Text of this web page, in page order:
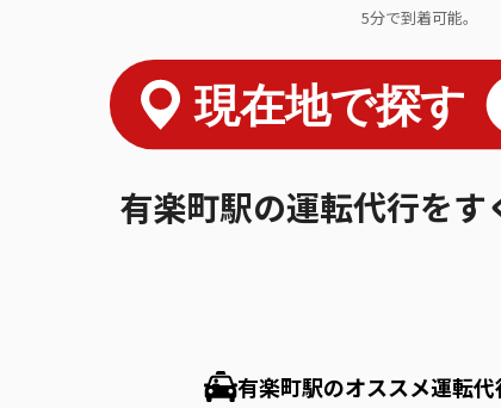
5分で到着可能。
有楽町駅の運転代行をす
有楽町駅のオススメ運転